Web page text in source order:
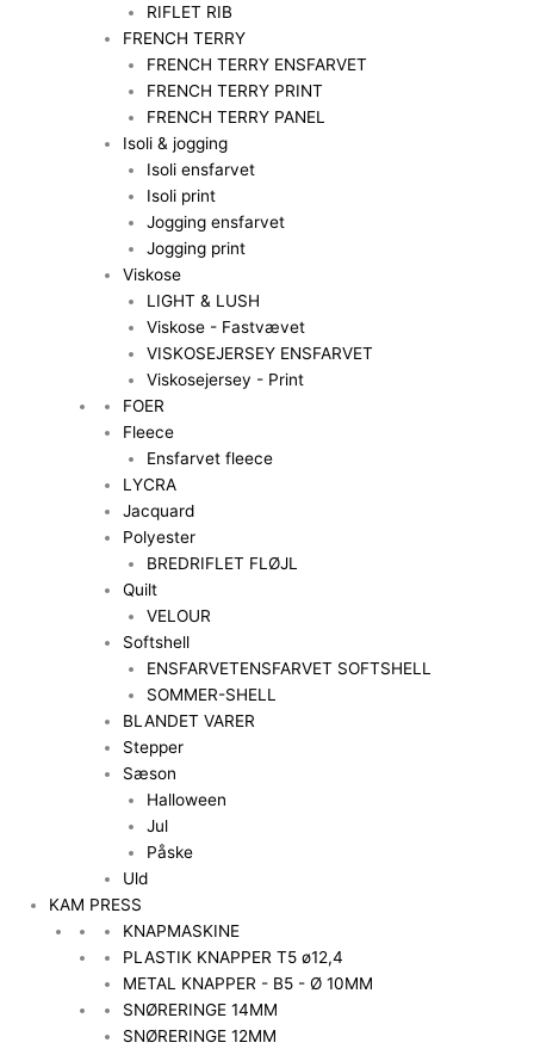
RIFLET RIB
FRENCH TERRY
FRENCH TERRY ENSFARVET
FRENCH TERRY PRINT
FRENCH TERRY PANEL
Isoli & jogging
Isoli ensfarvet
Isoli print
Jogging ensfarvet
Jogging print
Viskose
LIGHT & LUSH
Viskose - Fastvævet
VISKOSEJERSEY ENSFARVET
Viskosejersey - Print
FOER
Fleece
Ensfarvet fleece
LYCRA
Jacquard
Polyester
BREDRIFLET FLØJL
Quilt
VELOUR
Softshell
ENSFARVETENSFARVET SOFTSHELL
SOMMER-SHELL
BLANDET VARER
Stepper
Sæson
Halloween
Jul
Påske
Uld
KAM PRESS
KNAPMASKINE
PLASTIK KNAPPER T5 ø12,4
METAL KNAPPER - B5 - Ø 10MM
SNØRERINGE 14MM
SNØRERINGE 12MM